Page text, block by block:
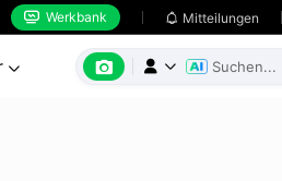
 Werkbank  Mitteilungen
   